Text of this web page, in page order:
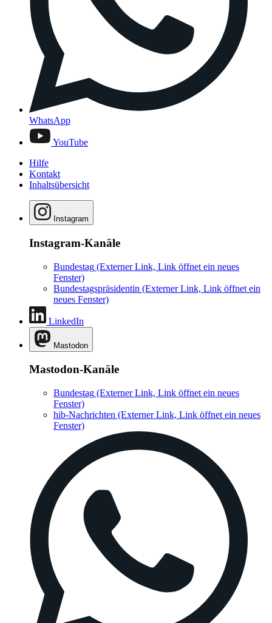
WhatsApp
YouTube
Hilfe
Kontakt
Inhaltsübersicht
Instagram
Instagram-Kanäle
Bundestag (Externer Link, Link öffnet ein neues
Fenster)
Bundestagspräsidentin (Externer Link, Link öffnet ein
neues Fenster)
LinkedIn
Mastodon
Mastodon-Kanäle
Bundestag (Externer Link, Link öffnet ein neues
Fenster)
hib-Nachrichten (Externer Link, Link öffnet ein neues
Fenster)